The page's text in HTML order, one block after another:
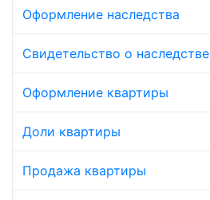
Оформление наследства
Свидетельство о наследстве
Оформление квартиры
Доли квартиры
Продажа квартиры